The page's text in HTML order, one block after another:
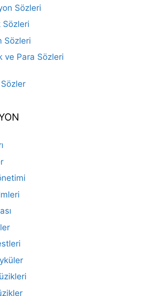
Sözleri
Sözleri
Sözleri
ve Para Sözleri